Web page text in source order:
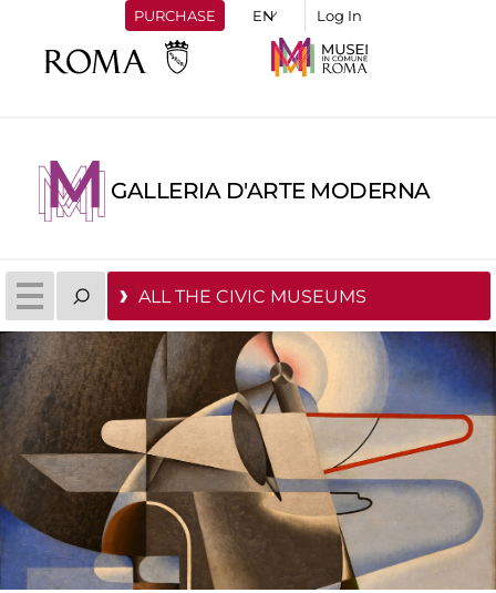
PURCHASE Log In
GALLERIA D'ARTE MODERNA
ALL THE CIVIC MUSEUMS